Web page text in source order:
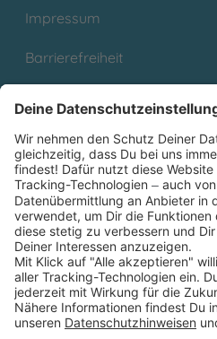
Impressum
Barrierefreiheit
Partnerprogramm (Affiliate)
Folge uns auf
* Versandkostenfrei ab 9,00
Deutschlands
** Lieferzeit 1-3 Werktage